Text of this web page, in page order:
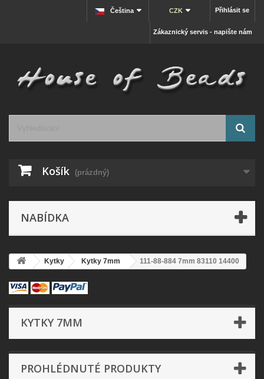
Přihlásit se
CZK
Čeština
Zákaznický servis - napište nám
Košík (prázdný)
NABÍDKA
Kytky Kytky 7mm 111-88-884 7mm 83110 14400
KYTKY 7MM
PROHLÉDNUTÉ PRODUKTY